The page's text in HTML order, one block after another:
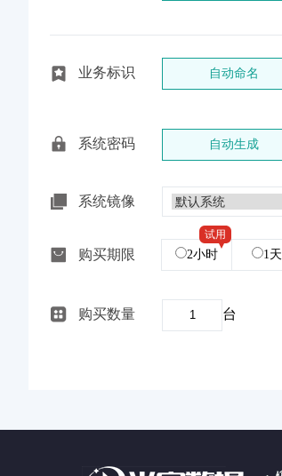
业务标识 自动命名
系统密码 自动生成
系统镜像
购买期限 2小时
试用
1天
购买数量 台